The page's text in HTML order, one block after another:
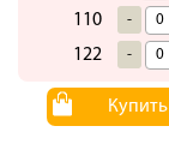
110 -
122 -
Купить